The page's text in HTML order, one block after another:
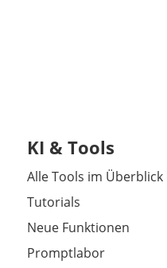
KI & Tools
Alle Tools im Überblick
Tutorials
Neue Funktionen
Promptlabor